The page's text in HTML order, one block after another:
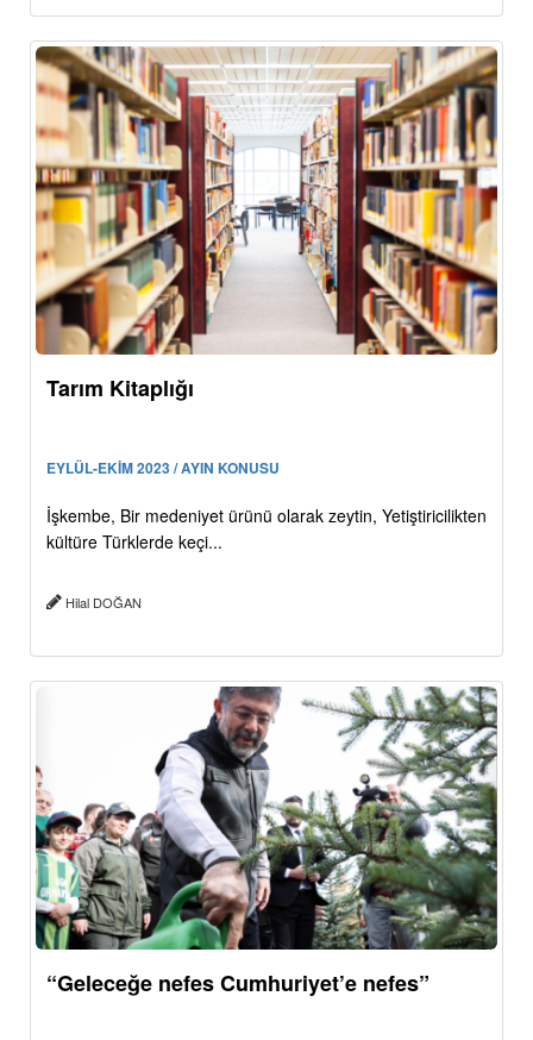
Tarım Kitaplığı
EYLÜL-EKİM 2023 / AYIN KONUSU
İşkembe, Bir medeniyet ürünü olarak zeytin, Yetiştiricilikten
kültüre Türklerde keçi...
Hilal DOĞAN
“Geleceğe nefes Cumhuriyet’e nefes”